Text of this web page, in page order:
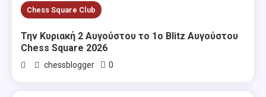
Chess Square Club
Την Κυριακή 2 Αυγούστου το 1ο Blitz Αυγούστου
Chess Square 2026
chessblogger 0